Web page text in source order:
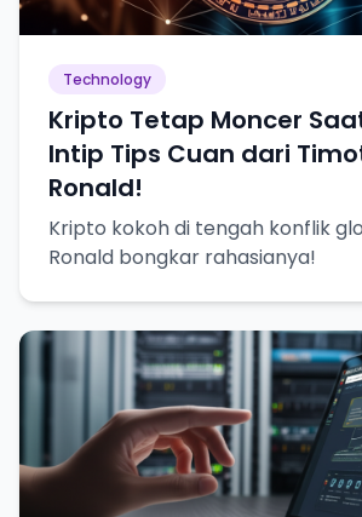
Technology
Kripto Tetap Moncer
Intip Tips Cuan dari
Ronald!
Kripto kokoh di tengah konflik
Ronald bongkar rahasianya!